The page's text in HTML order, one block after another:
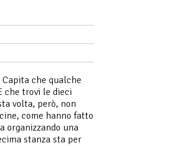
che qualche
che trovi le dieci
volta, però, non
come hanno fatto
organizzando una
stanza sta per